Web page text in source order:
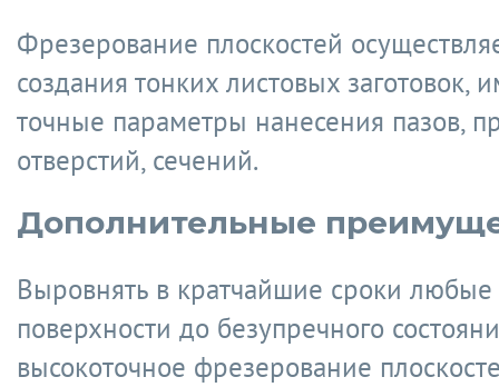
Фрезерование плоскостей
создания тонких листовых заготовок,
точные параметры нанесения пазов,
отверстий, сечений.
Дополнительные
Выровнять в кратчайшие сроки любые
поверхности до безупречного
высокоточное фрезерование